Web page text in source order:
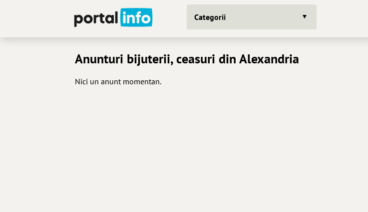
Categorii
Anunturi bijuterii, ceasuri din Alexandria
Nici un anunt momentan.